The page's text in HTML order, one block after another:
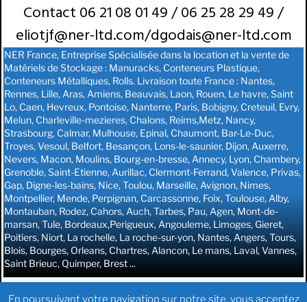
Contact 06 21 08 01 49 / 06 25 28 29 49 /
eliotjf@ner-ltd.com/dgodais@ner-ltd.com
NER France, Entreprise Spécialisée dans la location et la vente de
Matériels de Stockage : Manuracks, Conteneurs Plastique,
Conteneurs Métalliques, Rolls. Livraison toute France : Nantes,
Rennes, Lille, Aras, Amiens, Beauvais, Laon, Rouen, Le havre, Saint
Lo, Caen, Hevreux, Pontoise, Nanterre, Paris, Bobigny, Creteuil, Evry,
Melun, Charleville-mezieres, Chalons, Reims,Metz, Nancy,
Strasbourg, Calmar, Mulhouse, Epinal, Chaumont, Bar-Le-Duc,
Troyes, Vesoul, Belfort, Besançon, Lons-le-saunier, Dijon, Auxerre,
Nevers, Macon, Moulins, Bourg-en-bresse, Annecy, Lyon, Chambery,
Grenoble, Saint-Etienne, Aurillac, Clermont-Ferrand, Valence, Privas,
Gap, Digne-les-bains, Nice, Toulou, Marseille, Avignon, Nimes,
Montpellier, Mende, Perpignan, Carcassonne, Foix, Toulouse, Alby,
Montauban, Rodez, Cahors, Auch, Tarbes, Pau, Agen, Mont-de-
marsan, Tule, Bordeaux,Perigueux, Angouleme, Limoges, Gieret,
Poitiers, Niort, La rochelle, La roche-sur-yon, Nantes, Angers, Tours,
Blois, Bourges, Orleans, Chartres, Alancon, Le mans, Laval, Vannes,
Saint Brieuc, Quimper, Brest ...
En poursuivant votre navigation sur notre site, vous acceptez